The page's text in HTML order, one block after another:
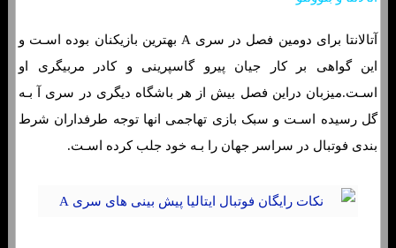
آتالانتا برای دومین فصل در سری A بهترین بازیکنان بوده اسـت و
این گواهی بر کار جیان پیرو گاسپرینی و کادر مربیگری او
اسـت.میزبان دراین فصل بیش از هر باشگاه دیگری در سری آ بـه
گل رسیده اسـت و سبک بازی تهاجمی انها توجه طرفداران شرط
بندی فوتبال در سراسر جهان را بـه خود جلب کرده اسـت.